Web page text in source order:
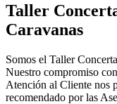
Taller
Caravanas
Somos el Taller
Nuestro compromiso
Atención al Cliente nos
recomendado por las